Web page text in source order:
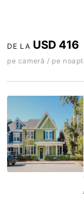
DE LA USD 416
pe cameră / pe